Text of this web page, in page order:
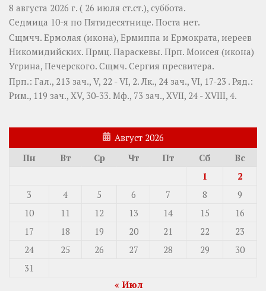
8 августа 2026 г. ( 26 июля ст.ст.), суббота.
Седмица 10-я по Пятидесятнице. Поста нет.
Сщмчч. Ермолая (икона), Ермиппа и Ермократа, иереев
Никомидийских. Прмц. Параскевы. Прп. Моисея (икона)
Угрина, Печерского. Сщмч. Сергия пресвитера.
Прп.: Гал., 213 зач., V, 22 - VI, 2. Лк., 24 зач., VI, 17-23 . Ряд.:
Рим., 119 зач., XV, 30-33. Мф., 73 зач., XVII, 24 - XVIII, 4.
Август 2026
Пн
Вт Ср Чт Пт Сб
Вс
1
2
3
4 5 6 7 8
9
10
11 12 13 14 15
16
17
18 19 20 21 22
23
24
25 26 27 28 29
30
31
« Июл